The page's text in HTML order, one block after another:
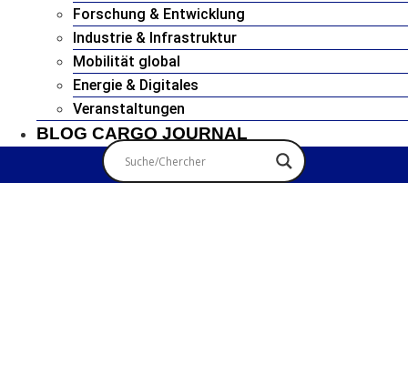
Forschung & Entwicklung
Industrie & Infrastruktur
Mobilität global
Energie & Digitales
Veranstaltungen
BLOG CARGO JOURNAL